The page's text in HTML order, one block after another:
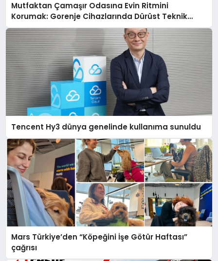
Mutfaktan Çamaşır Odasına Evin Ritmini
Korumak: Gorenje Cihazlarında Dürüst Teknik
Destek Deneyimi
Tencent Hy3 dünya genelinde kullanıma sunuldu
Mars Türkiye’den “Köpeğini İşe Götür Haftası”
çağrısı